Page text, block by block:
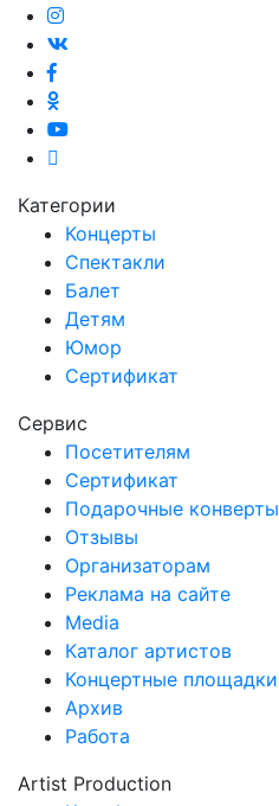
Категории
Концерты
Спектакли
Балет
Детям
Юмор
Сертификат
Сервис
Посетителям
Сертификат
Подарочные конверты
Отзывы
Организаторам
Реклама на сайте
Media
Каталог артистов
Концертные площадки
Архив
Работа
Artist Production